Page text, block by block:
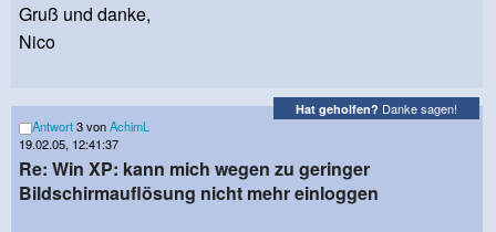
Gruß und danke,
Nico
Hat geholfen? Danke sagen!
Antwort3 vonAchimL
19.02.05, 12:41:37
Re: Win XP: kann mich wegen zu geringer
Bildschirmauflösung nicht mehr einloggen